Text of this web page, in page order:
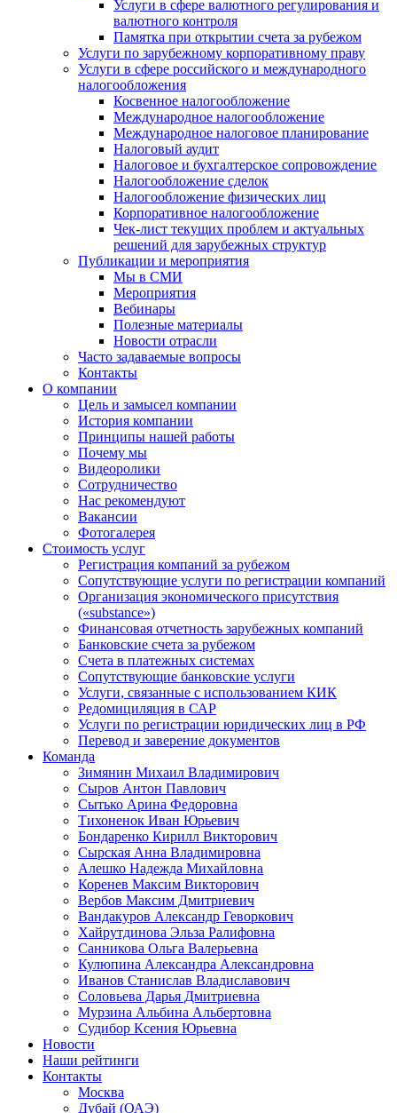
Услуги в сфере валютного регулирования и
валютного контроля
Памятка при открытии счета за рубежом
Услуги по зарубежному корпоративному праву
Услуги в сфере российского и международного
налогообложения
Косвенное налогообложение
Международное налогообложение
Международное налоговое планирование
Налоговый аудит
Налоговое и бухгалтерское сопровождение
Налогообложение сделок
Налогообложение физических лиц
Корпоративное налогообложение
Чек-лист текущих проблем и актуальных
решений для зарубежных структур
Публикации и мероприятия
Мы в СМИ
Мероприятия
Вебинары
Полезные материалы
Новости отрасли
Часто задаваемые вопросы
Контакты
О компании
Цель и замысел компании
История компании
Принципы нашей работы
Почему мы
Видеоролики
Сотрудничество
Нас рекомендуют
Вакансии
Фотогалерея
Стоимость услуг
Регистрация компаний за рубежом
Сопутствующие услуги по регистрации компаний
Организация экономического присутствия
(«substance»)
Финансовая отчетность зарубежных компаний
Банковские счета за рубежом
Счета в платежных системах
Сопутствующие банковские услуги
Услуги, связанные с использованием КИК
Редомициляция в САР
Услуги по регистрации юридических лиц в РФ
Перевод и заверение документов
Команда
Зимянин Михаил Владимирович
Сыров Антон Павлович
Сытько Арина Федоровна
Тихоненок Иван Юрьевич
Бондаренко Кирилл Викторович
Сырская Анна Владимировна
Алешко Надежда Михайловна
Коренев Максим Викторович
Вербов Максим Дмитриевич
Вандакуров Александр Геворкович
Хайрутдинова Эльза Ралифовна
Санникова Ольга Валерьевна
Кулюпина Александра Александровна
Иванов Станислав Владиславович
Соловьева Дарья Дмитриевна
Мурзина Альбина Альбертовна
Судибор Ксения Юрьевна
Новости
Наши рейтинги
Контакты
Москва
Дубай (ОАЭ)